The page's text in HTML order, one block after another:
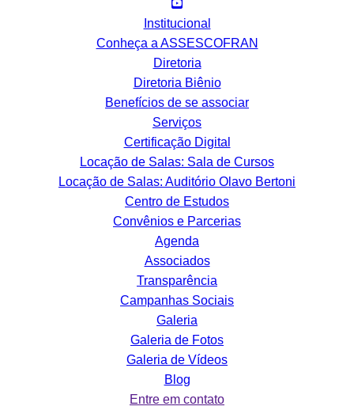
Institucional
Conheça a ASSESCOFRAN
Diretoria
Diretoria Biênio
Benefícios de se associar
Serviços
Certificação Digital
Locação de Salas: Sala de Cursos
Locação de Salas: Auditório Olavo Bertoni
Centro de Estudos
Convênios e Parcerias
Agenda
Associados
Transparência
Campanhas Sociais
Galeria
Galeria de Fotos
Galeria de Vídeos
Blog
Entre em contato